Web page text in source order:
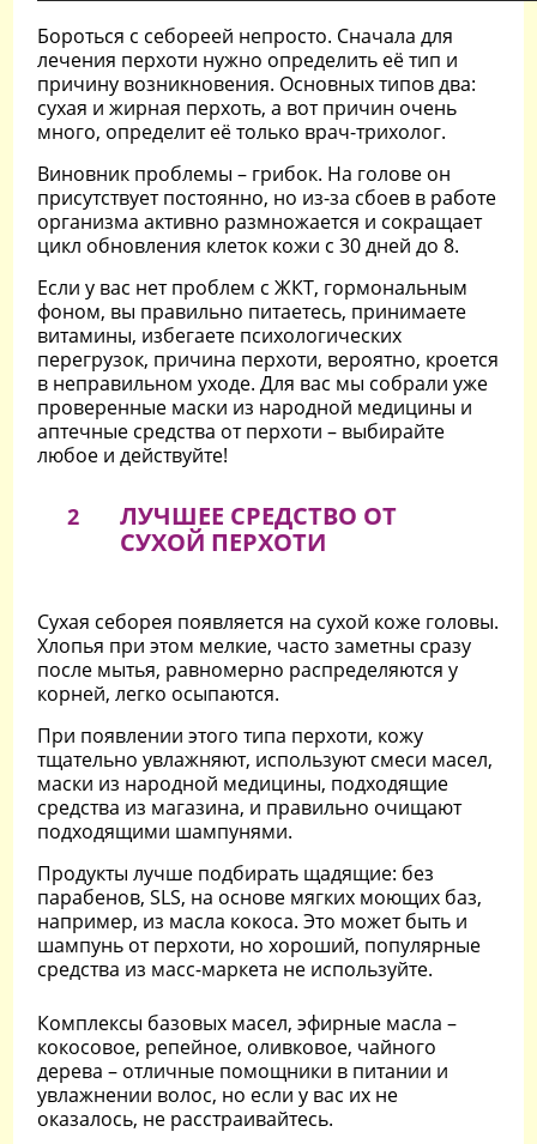
Бороться с себореей непросто. Сначала для
лечения перхоти нужно определить её тип и
причину возникновения. Основных типов два:
сухая и жирная перхоть, а вот причин очень
много, определит её только врач-трихолог.
Виновник проблемы – грибок. На голове он
присутствует постоянно, но из-за сбоев в работе
организма активно размножается и сокращает
цикл обновления клеток кожи с 30 дней до 8.
Если у вас нет проблем с ЖКТ, гормональным
фоном, вы правильно питаетесь, принимаете
витамины, избегаете психологических
перегрузок, причина перхоти, вероятно, кроется
в неправильном уходе. Для вас мы собрали уже
проверенные маски из народной медицины и
аптечные средства от перхоти – выбирайте
любое и действуйте!
2
ЛУЧШЕЕ СРЕДСТВО ОТ
СУХОЙ ПЕРХОТИ
Сухая себорея появляется на сухой коже головы.
Хлопья при этом мелкие, часто заметны сразу
после мытья, равномерно распределяются у
корней, легко осыпаются.
При появлении этого типа перхоти, кожу
тщательно увлажняют, используют смеси масел,
маски из народной медицины, подходящие
средства из магазина, и правильно очищают
подходящими шампунями.
Продукты лучше подбирать щадящие: без
парабенов, SLS, на основе мягких моющих баз,
например, из масла кокоса. Это может быть и
шампунь от перхоти, но хороший, популярные
средства из масс-маркета не используйте.
Комплексы базовых масел, эфирные масла –
кокосовое, репейное, оливковое, чайного
дерева – отличные помощники в питании и
увлажнении волос, но если у вас их не
оказалось, не расстраивайтесь.